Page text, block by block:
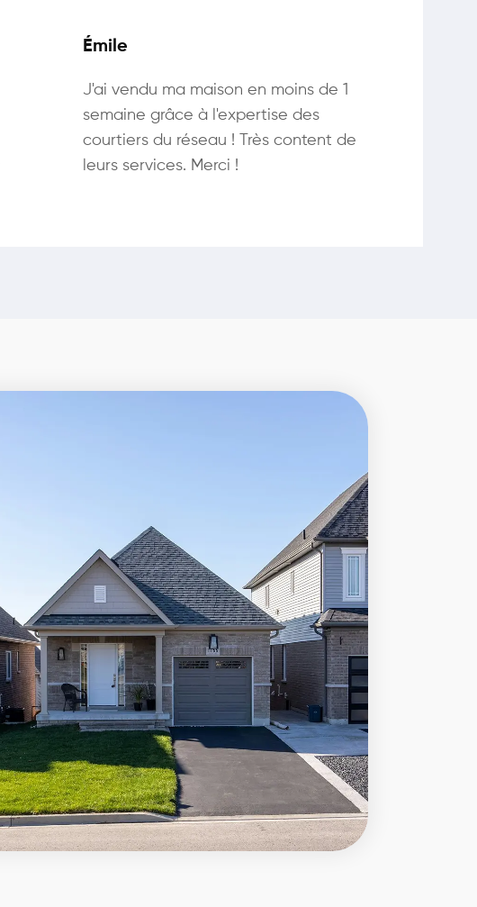
Émile
J'ai vendu ma maison en moins de 1
semaine grâce à l'expertise des
courtiers du réseau ! Très content de
leurs services. Merci !